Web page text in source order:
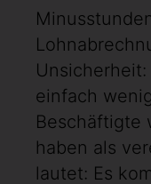
einfach
Beschäftigte
haben als
lautet: Es